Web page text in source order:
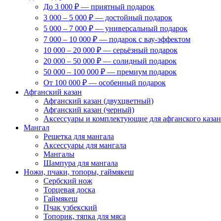
До 3 000 ₽ — приятный подарок
3 000 – 5 000 ₽ — достойный подарок
5 000 – 7 000 ₽ — универсальный подарок
7 000 – 10 000 ₽ — подарок с вау-эффектом
10 000 – 20 000 ₽ — серьёзный подарок
20 000 – 50 000 ₽ — солидный подарок
50 000 – 100 000 ₽ — премиум подарок
От 100 000 ₽ — особенный подарок
Афганский казан
Афганский казан (двухцветный)
Афганский казан (черный)
Аксессуары и комплектующие для афганского
Мангал
Решетка для мангала
Аксессуары для мангала
Мангалы
Шампура для мангала
Ножи, пчаки, топоры, гаймякеш
Сербский нож
Торцевая доска
Гаймякеш
Пчак узбекский
Топорик, тяпка для мяса